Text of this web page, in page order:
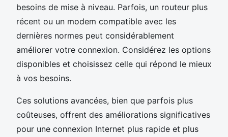
besoins de mise à niveau. Parfois, un routeur plus
récent ou un modem compatible avec les
dernières normes peut considérablement
améliorer votre connexion. Considérez les options
disponibles et choisissez celle qui répond le mieux
à vos besoins.
Ces solutions avancées, bien que parfois plus
coûteuses, offrent des améliorations significatives
pour une connexion Internet plus rapide et plus